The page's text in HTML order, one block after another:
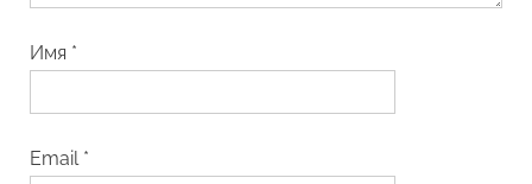
Имя *
Email *